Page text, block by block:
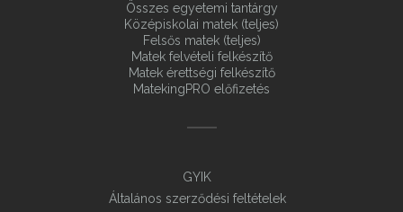
Összes egyetemi tantárgy
Középiskolai matek (teljes)
Felsős matek (teljes)
Matek felvételi felkészítő
Matek érettségi felkészítő
MatekingPRO előfizetés
GYIK
Általános szerződési feltételek